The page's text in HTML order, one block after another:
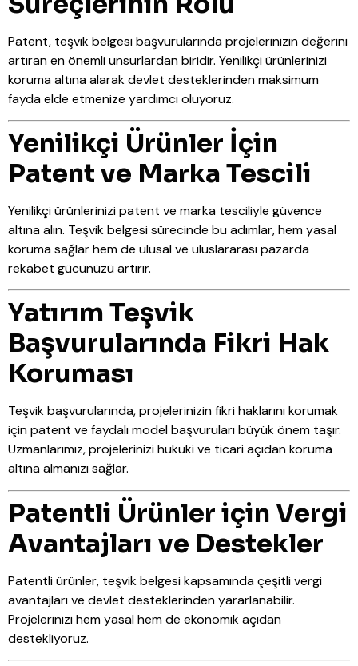
Patent, teşvik belgesi başvurularında projelerinizin değerini
artıran en önemli unsurlardan biridir. Yenilikçi ürünlerinizi
koruma altına alarak devlet desteklerinden maksimum
fayda elde etmenize yardımcı oluyoruz.
Yenilikçi Ürünler İçin
Patent ve Marka Tescili
Yenilikçi ürünlerinizi patent ve marka tesciliyle güvence
altına alın. Teşvik belgesi sürecinde bu adımlar, hem yasal
koruma sağlar hem de ulusal ve uluslararası pazarda
rekabet gücünüzü artırır.
Yatırım Teşvik
Başvurularında Fikri Hak
Koruması
Teşvik başvurularında, projelerinizin fikri haklarını korumak
için patent ve faydalı model başvuruları büyük önem taşır.
Uzmanlarımız, projelerinizi hukuki ve ticari açıdan koruma
altına almanızı sağlar.
Patentli Ürünler için Vergi
Avantajları ve Destekler
Patentli ürünler, teşvik belgesi kapsamında çeşitli vergi
avantajları ve devlet desteklerinden yararlanabilir.
Projelerinizi hem yasal hem de ekonomik açıdan
destekliyoruz.